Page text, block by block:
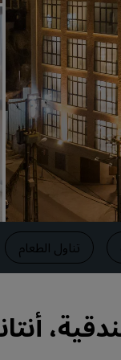
تناول الطعام